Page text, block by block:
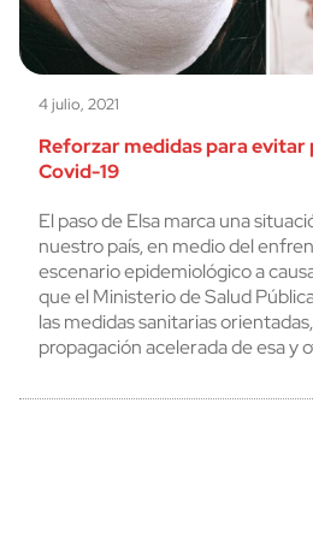
4 julio, 2021
Reforzar medidas para evitar
Covid-19
El paso de Elsa marca una
nuestro país, en medio del
escenario epidemiológico a
que el Ministerio de Salud
las medidas sanitarias
propagación acelerada de esa y